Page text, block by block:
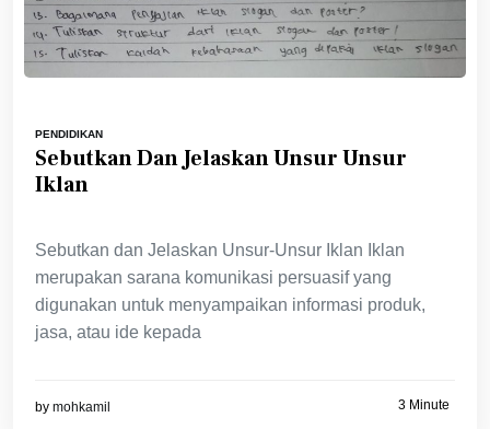
PENDIDIKAN
Sebutkan Dan Jelaskan Unsur Unsur
Iklan
Sebutkan dan Jelaskan Unsur-Unsur Iklan Iklan
merupakan sarana komunikasi persuasif yang
digunakan untuk menyampaikan informasi produk,
jasa, atau ide kepada
by mohkamil 3 Minute